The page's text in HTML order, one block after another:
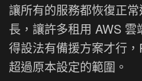
讓所有的服務都恢復正
長，讓許多租用 AWS 雲
得設法有備援方案才行
超過原本設定的範圍。